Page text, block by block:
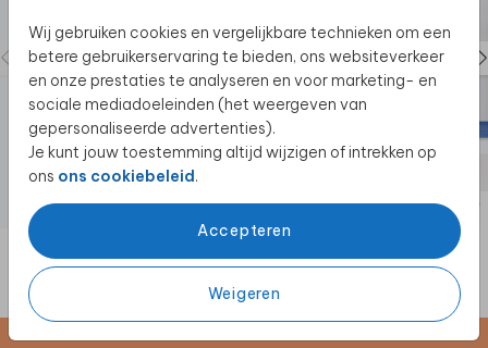
Wij gebruiken cookies en vergelijkbare technieken om een
betere gebruikerservaring te bieden, ons websiteverkeer
en onze prestaties te analyseren en voor marketing- en
sociale mediadoeleinden (het weergeven van
gepersonaliseerde advertenties).
Je kunt jouw toestemming altijd wijzigen of intrekken op
ons ons cookiebeleid.
Accepteren
Weigeren